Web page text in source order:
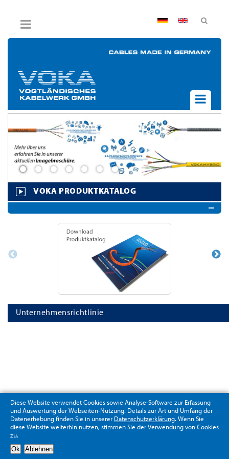
AGB
Impressum
Widerruf
UNTERNEHMEN
PRODUKTE
BPVO
JOB & KARRIERE
KONTAKT
VOKA PRODUKTKATALOG
Unternehmensrichtlinie
Diese Website verwendet Cookies sowie Analyse-Software zur Erfassung
und Auswertung der Webseiten-Nutzung. Details zur Art und Umfang der
Datenerhebung finden Sie in unserer Datenschutzerklärung. Wenn Sie
diese Website weiterhin nutzen, stimmen Sie der Verwendung von Cookies
zu.